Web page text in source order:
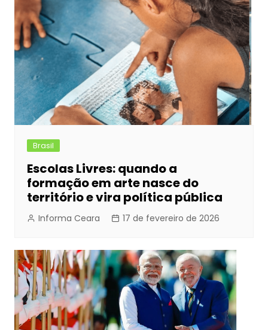
o
o
k
n
g
er
p
p
n
Brasil
Escolas Livres: quando a
formação em arte nasce do
território e vira política pública
Informa Ceara 17 de fevereiro de 2026